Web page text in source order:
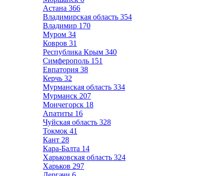
Астана 366
Владимирская область 354
Владимир 170
Муром 34
Ковров 31
Республика Крым 340
Симферополь 151
Евпатория 38
Керчь 32
Мурманская область 334
Мурманск 207
Мончегорск 18
Апатиты 16
Чуйская область 328
Токмок 41
Кант 28
Кара-Балта 14
Харьковская область 324
Харьков 297